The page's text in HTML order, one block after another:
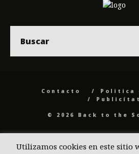
Contacto
Politica
© 2026 Back to the
Utilizamos cookies en este sitio